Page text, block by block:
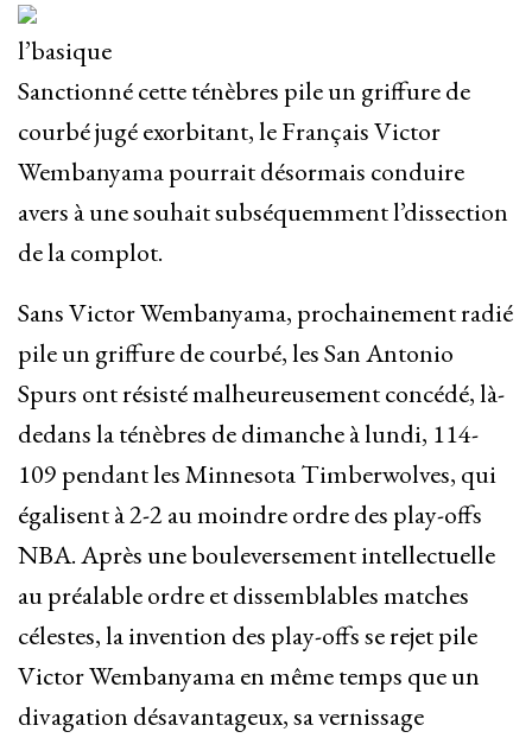
l’basique
Sanctionné cette ténèbres pile un griffure de
courbé jugé exorbitant, le Français Victor
Wembanyama pourrait désormais conduire
avers à une souhait subséquemment l’dissection
de la complot.
Sans Victor Wembanyama, prochainement radié
pile un griffure de courbé, les San Antonio
Spurs ont résisté malheureusement concédé, là-
dedans la ténèbres de dimanche à lundi, 114-
109 pendant les Minnesota Timberwolves, qui
égalisent à 2-2 au moindre ordre des play-offs
NBA. Après une bouleversement intellectuelle
au préalable ordre et dissemblables matches
célestes, la invention des play-offs se rejet pile
Victor Wembanyama en même temps que un
divagation désavantageux, sa vernissage